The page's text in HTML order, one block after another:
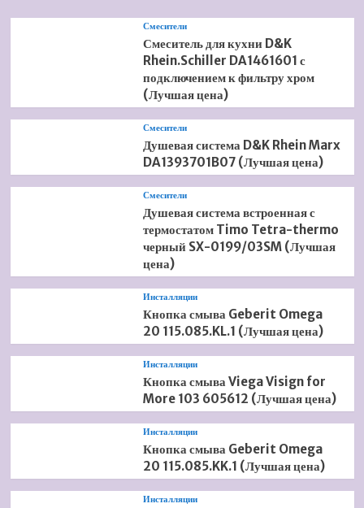
Смесители
Смеситель для кухни D&K
Rhein.Schiller DA1461601 с
подключением к фильтру хром
(Лучшая цена)
Смесители
Душевая система D&K Rhein Marx
DA1393701B07 (Лучшая цена)
Смесители
Душевая система встроенная с
термостатом Timo Tetra-thermo
черный SX-0199/03SM (Лучшая
цена)
Инсталляции
Кнопка смыва Geberit Omega
20 115.085.KL.1 (Лучшая цена)
Инсталляции
Кнопка смыва Viega Visign for
More 103 605612 (Лучшая цена)
Инсталляции
Кнопка смыва Geberit Omega
20 115.085.KK.1 (Лучшая цена)
Инсталляции